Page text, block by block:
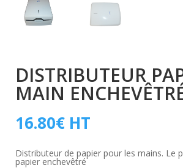
DISTRIBUTEUR
MAIN
16.80€ HT
Distributeur de papier pour les mains. Le
papier enchevêtré